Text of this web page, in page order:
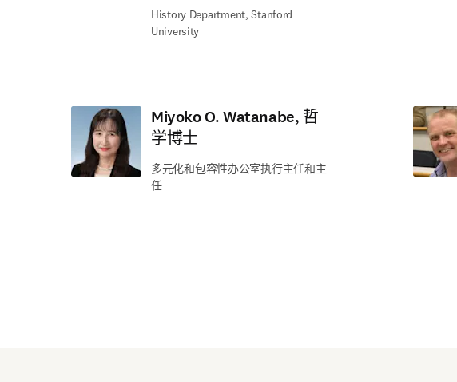
History Department, Stanford
University
Miyoko O. Watanabe, 哲
学博士
多元化和包容性办公室执行主任和主
任